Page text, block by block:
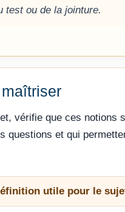
test ou de la jointure.
vérifie que ces notions
questions et qui
utile pour le